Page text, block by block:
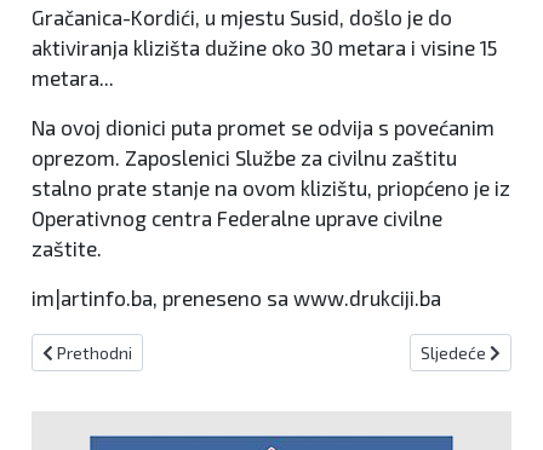
Gračanica-Kordići, u mjestu Susid, došlo je do
aktiviranja klizišta dužine oko 30 metara i visine 15
metara...
Na ovoj dionici puta promet se odvija s povećanim
oprezom. Zaposlenici Službe za civilnu zaštitu
stalno prate stanje na ovom klizištu, priopćeno je iz
Operativnog centra Federalne uprave civilne
zaštite.
im|artinfo.ba, preneseno sa www.drukciji.ba
Prethodni članak: Općina Kreševo bira najljepše uređeno mjesto,
Prethodni Sljedeći
Sljedeće